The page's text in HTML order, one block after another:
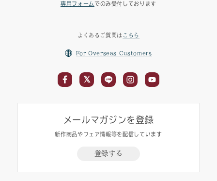
専用フォーム でのみ受付しております
よくあるご質問は こちら
For Overseas Customers
メールマガジンを登録
新作商品やフェア情報等を配信しています
登録する